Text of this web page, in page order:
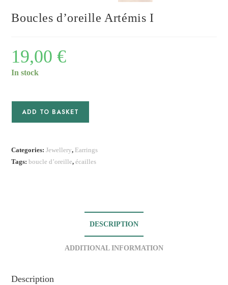
Boucles d’oreille Artémis I
19,00€
In stock
quantity
ADD TO BASKET
Categories:Jewellery, Earrings
Tags:boucle d’oreille,écailles
DESCRIPTION
ADDITIONAL INFORMATION
Description